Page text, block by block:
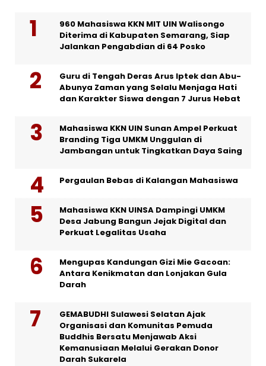
960 Mahasiswa KKN MIT UIN Walisongo
Diterima di Kabupaten Semarang, Siap
Jalankan Pengabdian di 64 Posko
Guru di Tengah Deras Arus Iptek dan Abu-
Abunya Zaman yang Selalu Menjaga Hati
dan Karakter Siswa dengan 7 Jurus Hebat
Mahasiswa KKN UIN Sunan Ampel Perkuat
Branding Tiga UMKM Unggulan di
Jambangan untuk Tingkatkan Daya Saing
Pergaulan Bebas di Kalangan Mahasiswa
Mahasiswa KKN UINSA Dampingi UMKM
Desa Jabung Bangun Jejak Digital dan
Perkuat Legalitas Usaha
Mengupas Kandungan Gizi Mie Gacoan:
Antara Kenikmatan dan Lonjakan Gula
Darah
GEMABUDHI Sulawesi Selatan Ajak
Organisasi dan Komunitas Pemuda
Buddhis Bersatu Menjawab Aksi
Kemanusiaan Melalui Gerakan Donor
Darah Sukarela